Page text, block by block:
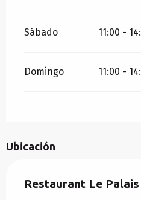
Sábado 11:00 -
Domingo 11:00 -
Ubicación
Restaurant Le